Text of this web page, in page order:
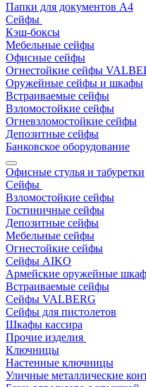
Папки для документов A4
Сейфы
Кэш-боксы
Мебельные сейфы
Офисные сейфы
Огнестойкие сейфы
Оружейные сейфы и шкафы
Встраиваемые сейфы
Взломостойкие сейфы
Огневзломостойкие сейфы
Депозитные сейфы
Банковское оборудование
Офисные стулья и табуретки
Сейфы
Взломостойкие сейфы
Гостиничные сейфы
Депозитные сейфы
Мебельные сейфы
Огнестойкие сейфы
Сейфы AIKO
Армейские оружейные
Встраиваемые сейфы
Сейфы VALBERG
Сейфы для пистолетов
Шкафы кассира
Прочие изделия
Ключницы
Настенные ключницы
Уличные металлические